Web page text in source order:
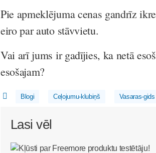
Pie apmeklējuma cenas gandrīz
eiro par auto stāvvietu.
Vai arī jums ir gadījies, ka netā
esošajam?
Blogi Ceļojumu-klubiņš Vasaras-gids
Lasi vēl